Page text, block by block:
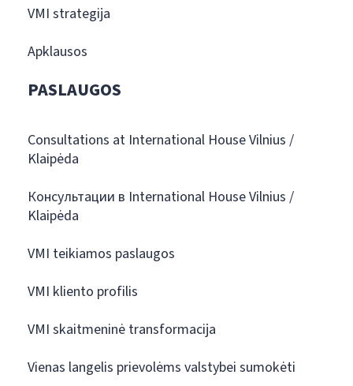
VMI strategija
Apklausos
PASLAUGOS
Consultations at International House Vilnius /
Klaipėda
Консультации в International House Vilnius /
Klaipėda
VMI teikiamos paslaugos
VMI kliento profilis
VMI skaitmeninė transformacija
Vienas langelis prievolėms valstybei sumokėti